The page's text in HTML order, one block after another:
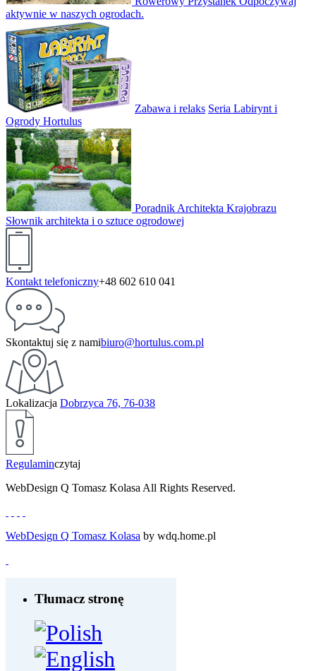
aktywnie w naszych ogrodach.
Zabawa i relaks Seria Labirynt i
Ogrody Hortulus
Poradnik Architekta Krajobrazu
Słownik architekta i o sztuce ogrodowej
Kontakt telefoniczny+48 602 610 041
Skontaktuj się z namibiuro@hortulus.com.pl
Lokalizacja Dobrzyca 76, 76-038
Regulaminczytaj
WebDesign Q Tomasz Kolasa All Rights Reserved.
WebDesign Q Tomasz Kolasa by wdq.home.pl
Tłumacz stronę